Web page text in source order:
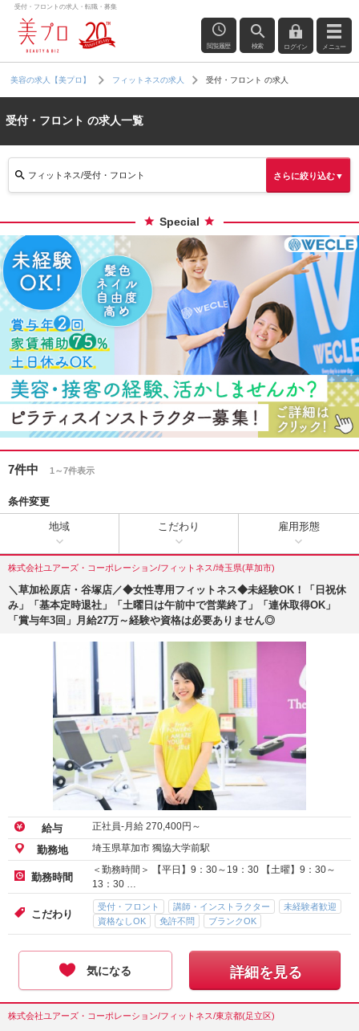
受付・フロントの求人・転職・募集
閲覧履歴 検索 ログイン メニュー
美容の求人【美プロ】 フィットネスの求人 受付・フロント の求人
受付・フロント の求人一覧
フィットネス/受付・フロント さらに絞り込む▼
Special
7件中 1～7件表示
条件変更
地域 こだわり 雇用形態
株式会社ユアーズ・コーポレーション/フィットネス/埼玉県(草加市)
＼草加松原店・谷塚店／◆女性専用フィットネス◆未経験OK！「日祝休
み」「基本定時退社」「土曜日は午前中で営業終了」「連休取得OK」
「賞与年3回」月給27万～経験や資格は必要ありません◎
給与 正社員-月給 270,400円～
勤務地 埼玉県草加市 獨協大学前駅
勤務時間
＜勤務時間＞ 【平日】9：30～19：30 【土曜】9：30～
13：30 …
こだわり
受付・フロント 講師・インストラクター
未経験者歓迎
資格なしOK
免許不問 ブランクOK
気になる 詳細を見る
株式会社ユアーズ・コーポレーション/フィットネス/東京都(足立区)